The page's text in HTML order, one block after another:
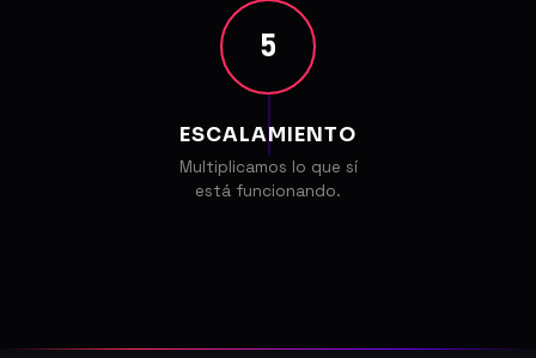
5
ESCALAMIENTO
Multiplicamos lo que sí
está funcionando.